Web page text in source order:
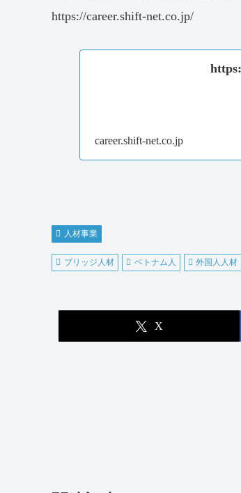
https://career.shift-net.co.jp/
career.shift-net.co.jp
人材事業
ブリッジ人材 ベトナム人 外国人人材
X